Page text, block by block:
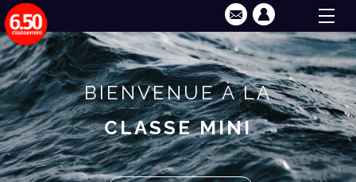
BIENVENUE À LA
CLASSE MINI